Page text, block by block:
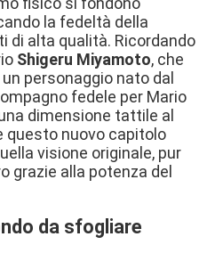
la fedeltà della
di alta qualità. Ricordando
Shigeru Miyamoto, che
personaggio nato dal
fedele per Mario
dimensione tattile al
questo nuovo capitolo
visione originale, pur
grazie alla potenza del
da sfogliare